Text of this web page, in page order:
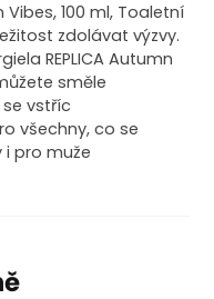
Vibes, 100 ml, Toaletní
zdolávat výzvy.
REPLICA Autumn
směle
vstříc
všechny, co se
pro muže